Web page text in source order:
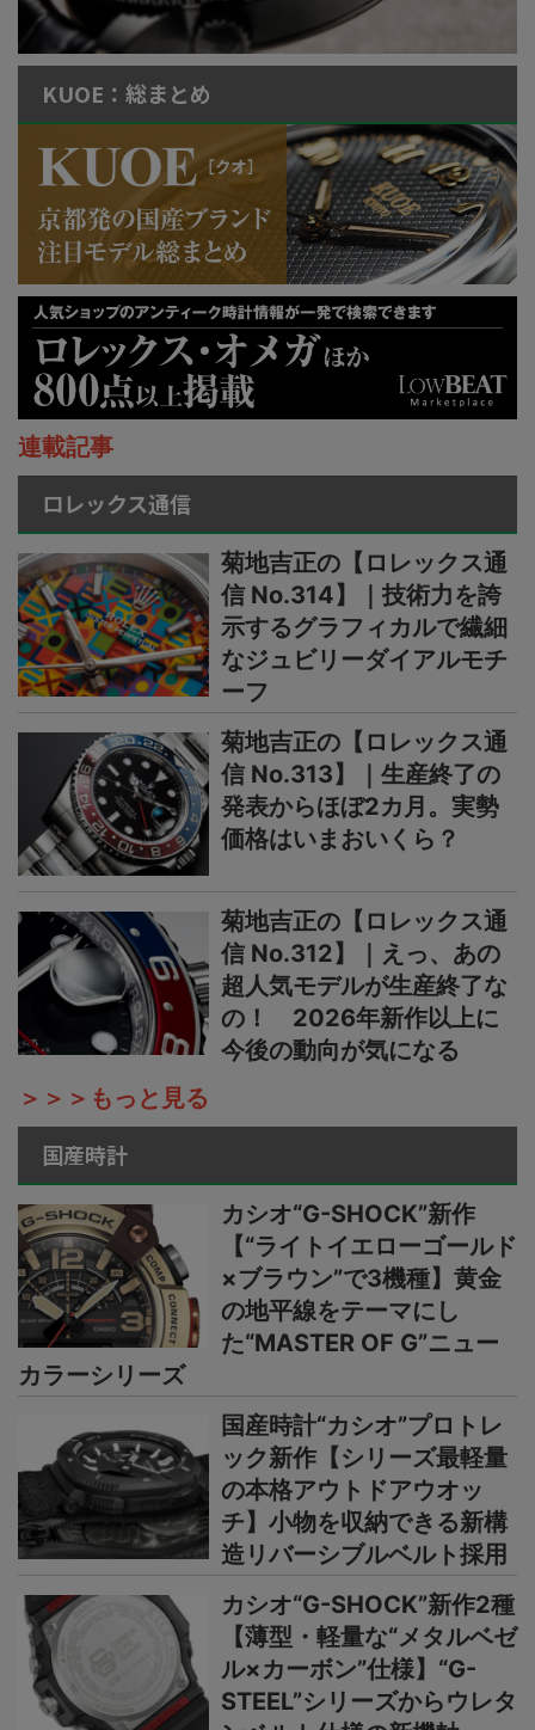
KUOE：総まとめ
連載記事
ロレックス通信
菊地吉正の【ロレックス通
信 No.314】｜技術力を誇
示するグラフィカルで繊細
なジュビリーダイアルモチ
ーフ
菊地吉正の【ロレックス通
信 No.313】｜生産終了の
発表からほぼ2カ月。実勢
価格はいまおいくら？
菊地吉正の【ロレックス通
信 No.312】｜えっ、あの
超人気モデルが生産終了な
の！ 2026年新作以上に
今後の動向が気になる
＞＞＞もっと見る
国産時計
カシオ“G-SHOCK”新作
【“ライトイエローゴールド
×ブラウン”で3機種】黄金
の地平線をテーマにし
た“MASTER OF G”ニュー
カラーシリーズ
国産時計“カシオ”プロトレ
ック新作【シリーズ最軽量
の本格アウトドアウオッ
チ】小物を収納できる新構
造リバーシブルベルト採用
カシオ“G-SHOCK”新作2種
【薄型・軽量な“メタルベゼ
ル×カーボン”仕様】“G-
STEEL”シリーズからウレタ